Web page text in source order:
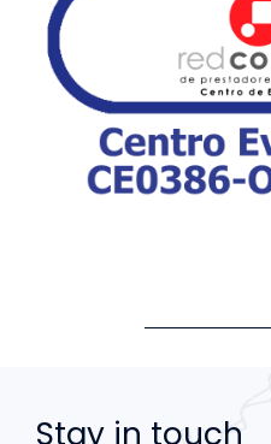
Stay in touch